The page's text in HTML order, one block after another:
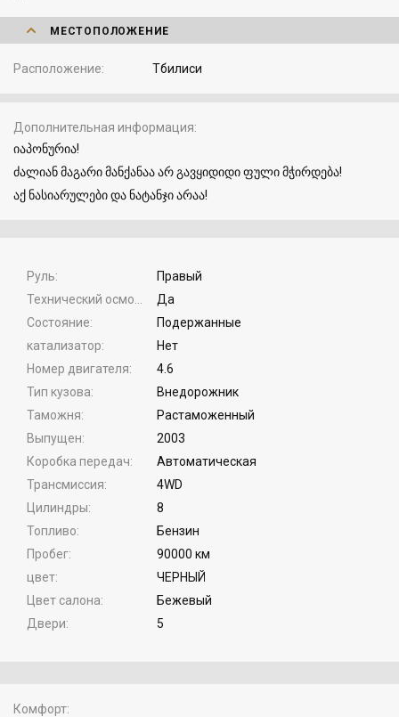
МЕСТОПОЛОЖЕНИЕ
Расположение Тбилиси
Дополнительная информация
იაპონურია!
ძალიან მაგარი მანქანაა არ გავყიდიდი ფული მჭირდება!
აქ ნასიარულები და ნატანჯი არაა!
Руль
Правый
Да
Состояние
Подержанные
катализатор
Нет
Номер двигателя
4.6
Тип кузова
Внедорожник
Таможня
Растаможенный
Выпущен
2003
Коробка передач
Автоматическая
Трансмиссия
4WD
Цилиндры
8
Топливо
Бензин
Пробег
90000 км
цвет
ЧЕРНЫЙ
Цвет салона
Бежевый
Двери
5
Комфорт